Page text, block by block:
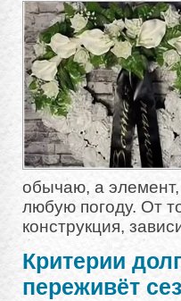
обычаю, а
любую погоду. От
конструкция,
Критерии
переживёт